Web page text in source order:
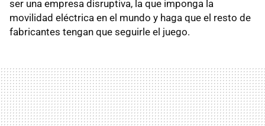
ser una empresa disruptiva, la que imponga la
movilidad eléctrica en el mundo y haga que el resto de
fabricantes tengan que seguirle el juego.